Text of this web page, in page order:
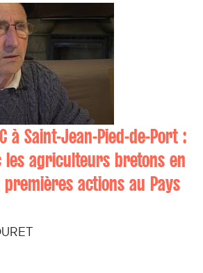
à Saint-Jean-Pied-de-Port :
les agriculteurs bretons en
premières actions au Pays